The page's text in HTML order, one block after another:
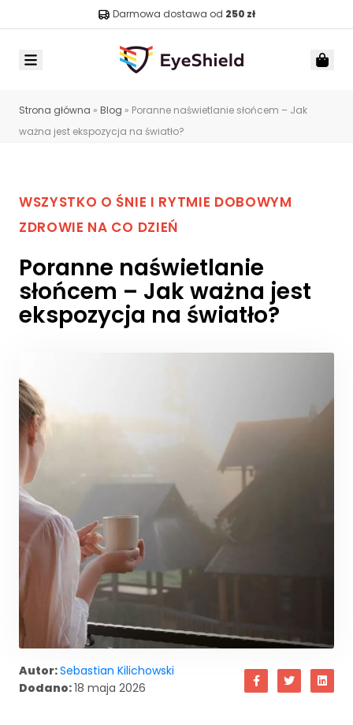
Darmowa dostawa od 250 zł
Strona główna » Blog » Poranne naświetlanie słońcem – Jak
ważna jest ekspozycja na światło?
WSZYSTKO O ŚNIE I RYTMIE DOBOWYM
ZDROWIE NA CO DZIEŃ
Poranne naświetlanie
słońcem – Jak ważna jest
ekspozycja na światło?
Autor:Sebastian Kilichowski
Dodano:18 maja 2026